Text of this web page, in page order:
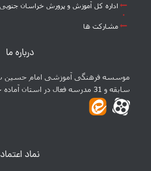
اداره کل آموزش و پرورش خراسان جنوبی
مشارکت ها
درباره ما
سابقه و 31 مدرسه فعال در استان آماده خدمت رسانی می باشد.
نماد اعتماد